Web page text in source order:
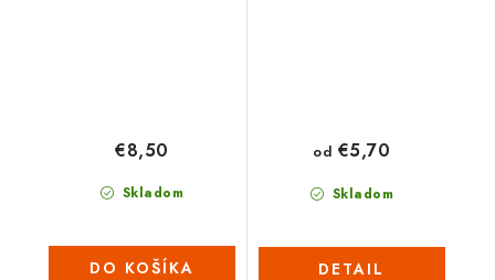
Skladom
€8,50
DO KOŠÍKA
Skladom
od €5,70
DETAIL